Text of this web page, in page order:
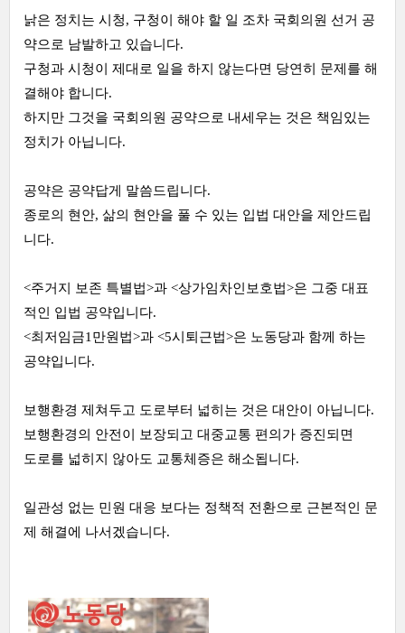
낡은 정치는 시청, 구청이 해야 할 일 조차 국회의원 선거 공
약으로 남발하고 있습니다.
구청과 시청이 제대로 일을 하지 않는다면 당연히 문제를 해
결해야 합니다.
하지만 그것을 국회의원 공약으로 내세우는 것은 책임있는
정치가 아닙니다.
공약은 공약답게 말씀드립니다.
종로의 현안, 삶의 현안을 풀 수 있는 입법 대안을 제안드립
니다.
<주거지 보존 특별법>과 <상가임차인보호법>은 그중 대표
적인 입법 공약입니다.
<최저임금1만원법>과 <5시퇴근법>은 노동당과 함께 하는
공약입니다.
보행환경 제쳐두고 도로부터 넓히는 것은 대안이 아닙니다.
보행환경의 안전이 보장되고 대중교통 편의가 증진되면
도로를 넓히지 않아도 교통체증은 해소됩니다.
일관성 없는 민원 대응 보다는 정책적 전환으로 근본적인 문
제 해결에 나서겠습니다.